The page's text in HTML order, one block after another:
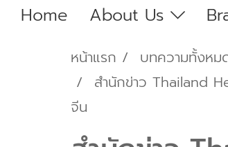
Home About Us
หน้าแรก บทความทั้งหม
สำนักข่าว Thailand
จีน